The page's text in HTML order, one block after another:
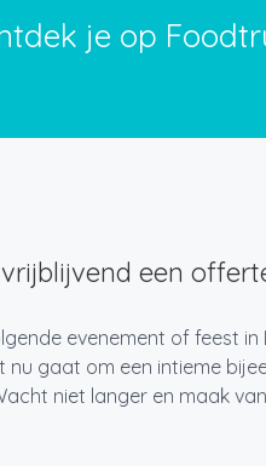
je op
een
evenement of feest
gaat om een intieme
niet langer en maak